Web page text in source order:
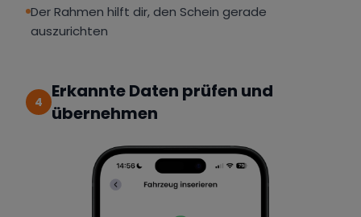
Der Rahmen hilft dir, den Schein gerade
auszurichten
4
Erkannte Daten prüfen und
übernehmen